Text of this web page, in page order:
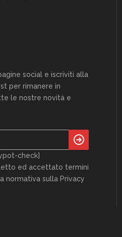
social e iscriviti alla
per rimanere in
le nostre novità e
check]
ed accettato termini
normativa sulla Privacy